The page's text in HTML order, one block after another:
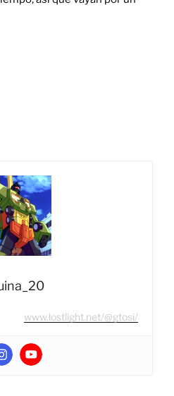
www.lostlight.net/@gtosi/